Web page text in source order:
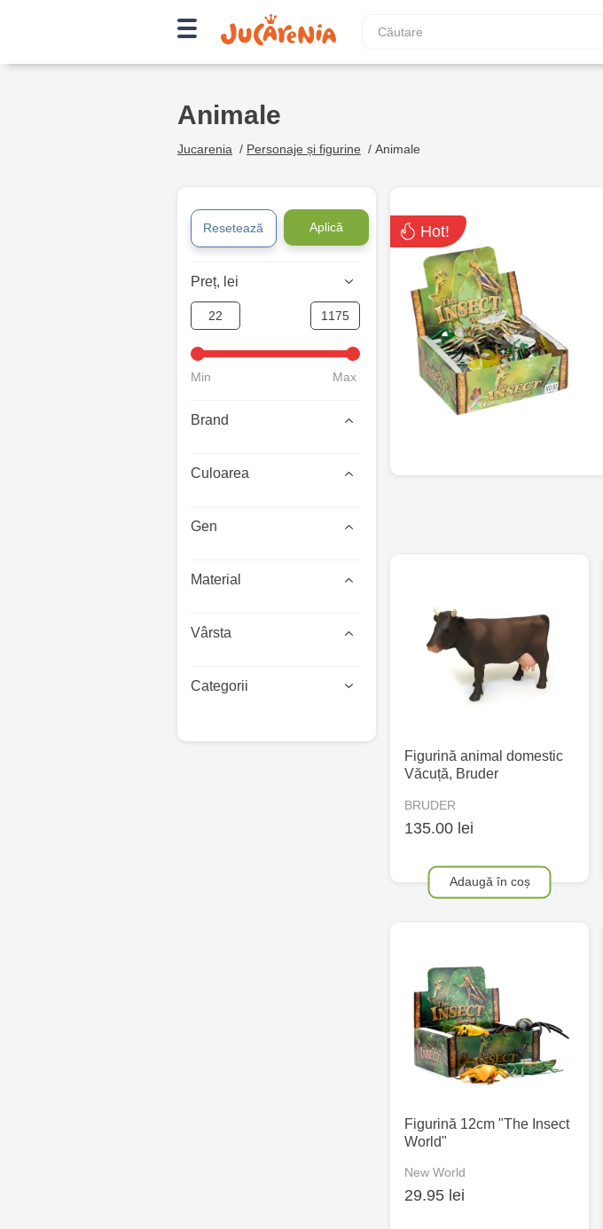
Animale
Jucarenia / Personaje și figurine / Animale
Resetează Aplică
Preț, lei
Min Max
Brand
Culoarea
Gen
Material
Vârsta
Categorii
Hot!
Figurină animal domestic
Văcuță, Bruder
BRUDER
135.00 lei
Adaugă în coș
Figurină 12cm "The Insect
World"
New World
29.95 lei